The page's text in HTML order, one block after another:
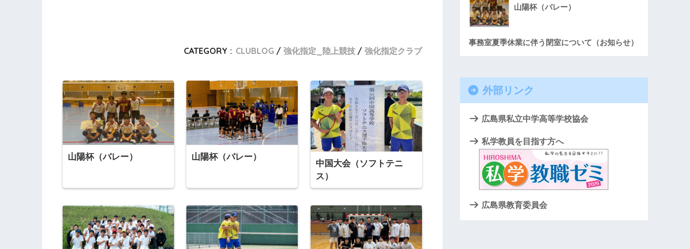
CATEGORY : CLUBLOG 強化指定_陸上競技 強化指定クラブ
山陽杯（バレー） 山陽杯（バレー）
中国大会（ソフトテニ
ス）
山陽杯（バレー）
事務室夏季休業に伴う閉室について（お知らせ）
外部リンク
広島県私立中学高等学校協会
私学教員を目指す方へ
広島県教育委員会